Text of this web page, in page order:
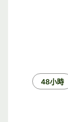
48小時